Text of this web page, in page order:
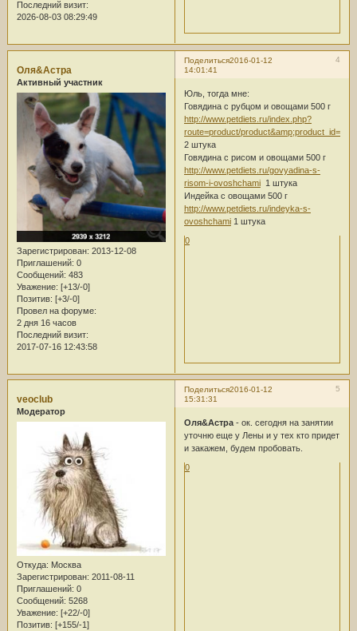
Последний визит:
2026-08-03 08:29:49
Поделиться 4
2016-01-12
14:01:41
Оля&Астра
Активный участник
Зарегистрирован: 2013-12-08
Приглашений: 0
Сообщений: 483
Уважение: [+13/-0]
Позитив: [+3/-0]
Провел на форуме:
2 дня 16 часов
Последний визит:
2017-07-16 12:43:58
Юль, тогда мне:
Говядина с рубцом и овощами 500 г
http://www.petdiets.ru/index.php?
route=product/product&amp;product_id=115
2 штука
Говядина с рисом и овощами 500 г
http://www.petdiets.ru/govyadina-s-
risom-i-ovoshchami1 штука
Индейка с овощами 500 г
http://www.petdiets.ru/indeyka-s-
ovoshchami1 штука
0
Поделиться 5
2016-01-12
15:31:31
veoclub
Модератор
Откуда: Москва
Зарегистрирован: 2011-08-11
Приглашений: 0
Сообщений: 5268
Уважение: [+22/-0]
Позитив: [+155/-1]
Оля&Астра- ок. сегодня на занятии
уточню еще у Лены и у тех кто придет
и закажем, будем пробовать.
0